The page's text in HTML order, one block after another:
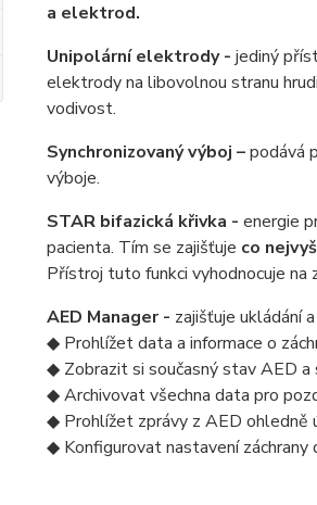
a elektrod.
Unipolární elektrody - jediný
elektrody na libovolnou stranu
vodivost.
Synchronizovaný výboj –podává
výboje.
STAR bifazická křivka - energie
pacienta. Tím se zajišťuje co
Přístroj tuto funkci vyhodnocuje na
AED Manager - zajišťuje ukládání
◆ Prohlížet data a informace o
◆ Zobrazit si současný stav AED
◆Archivovat všechna data pro
◆ Prohlížet zprávy z AED ohledně
◆ Konfigurovat nastavení